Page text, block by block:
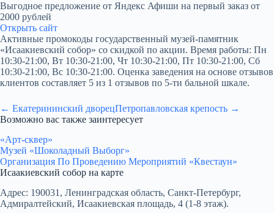
Выгодное предложение от Яндекс Афиши на первый заказ от
2000 рублей
Открыть сайт
Активные промокоды государственный музей-памятник
«Исаакиевский собор» со скидкой по акции. Время работы: Пн
10:30-21:00, Вт 10:30-21:00, Чт 10:30-21:00, Пт 10:30-21:00, Сб
10:30-21:00, Вс 10:30-21:00. Оценка заведения на основе отзывов
клиентов составляет 5 из 1 отзывов по 5-ти бальной шкале.
← Екатерининский дворецПетропавловская крепость →
Возможно вас также заинтересует
«Арт-сквер»
Музей «Шоколадный Выборг»
Организация По Проведению Мероприятий «Квестаун»
Исаакиевский собор на карте
Адрес: 190031, Ленинградская область, Санкт-Петербург,
Адмиралтейский, Исаакиевская площадь, 4 (1-8 этаж).